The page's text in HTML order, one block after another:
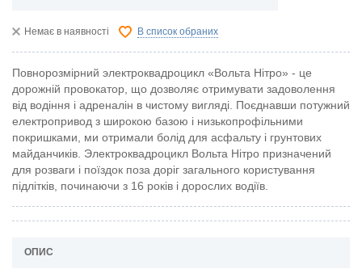
Немає в наявності В список обраних
Повнорозмірний электроквадроцикл «Вольта Нітро» - це
дорожній провокатор, що дозволяє отримувати задоволення
від водіння і адреналін в чистому вигляді. Поєднавши потужний
електропривод з широкою базою і низькопрофільними
покришками, ми отримали болід для асфальту і грунтових
майданчиків. Электроквадроцикл Вольта Нітро призначений
для розваги і поїздок поза доріг загального користування
підлітків, починаючи з 16 років і дорослих водіїв.
ОПИС